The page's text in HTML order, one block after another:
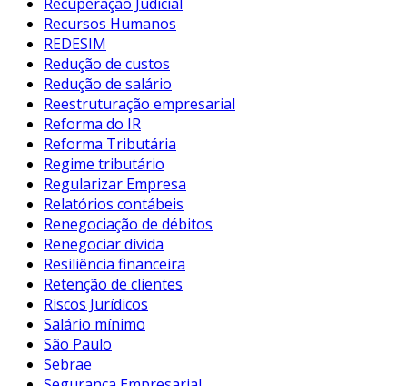
Recursos Humanos
REDESIM
Redução de custos
Redução de salário
Reestruturação empresarial
Reforma do IR
Reforma Tributária
Regime tributário
Regularizar Empresa
Relatórios contábeis
Renegociação de débitos
Renegociar dívida
Resiliência financeira
Retenção de clientes
Riscos Jurídicos
Salário mínimo
São Paulo
Sebrae